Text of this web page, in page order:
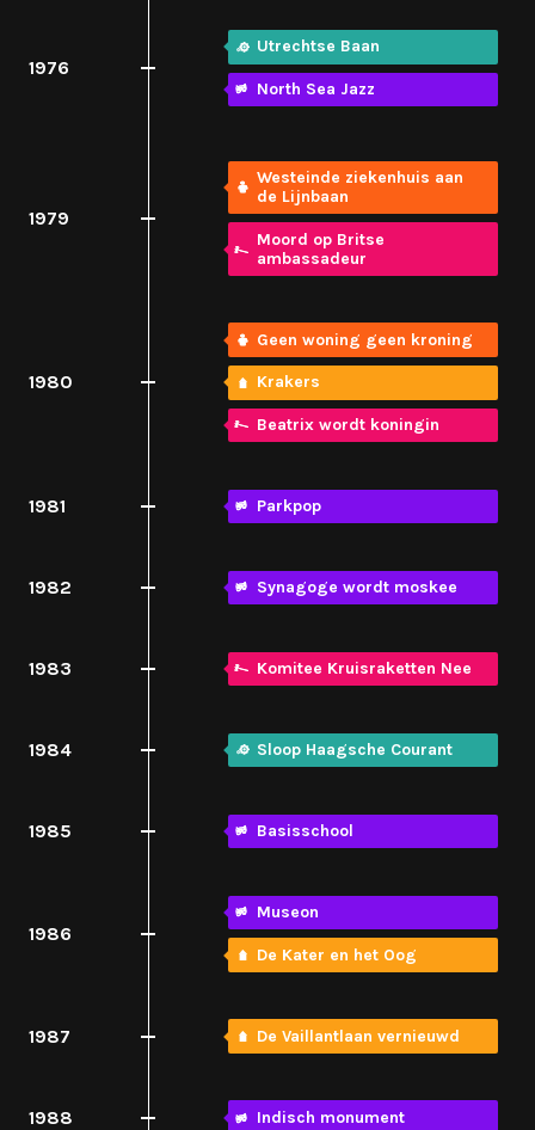
1976
Utrechtse Baan
North Sea Jazz
1979
Westeinde ziekenhuis aan
de Lijnbaan
Moord op Britse
ambassadeur
1980
Geen woning geen kroning
Krakers
Beatrix wordt koningin
1981 Parkpop
1982 Synagoge wordt moskee
1983 Komitee Kruisraketten Nee
1984 Sloop Haagsche Courant
1985 Basisschool
1986
Museon
De Kater en het Oog
1987 De Vaillantlaan vernieuwd
1988 Indisch monument